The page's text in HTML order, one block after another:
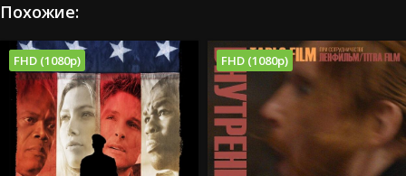
Похожие:
FHD (1080p) FHD (1080p)